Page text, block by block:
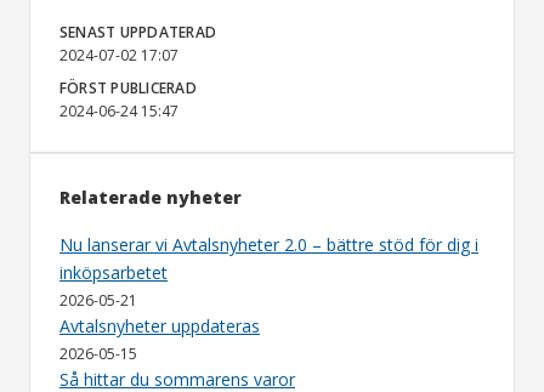
SENAST UPPDATERAD
2024-07-02 17:07
FÖRST PUBLICERAD
2024-06-24 15:47
Relaterade nyheter
Nu lanserar vi Avtalsnyheter 2.0 – bättre stöd för dig i
inköpsarbetet
2026-05-21
Avtalsnyheter uppdateras
2026-05-15
Så hittar du sommarens varor